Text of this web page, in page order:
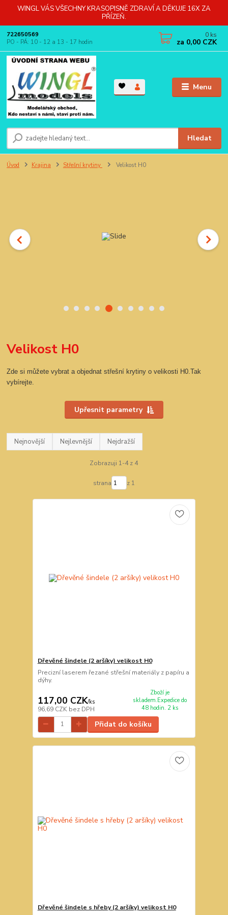
WINGL VÁS VŠECHNY KRASOPISNĚ ZDRAVÍ A DĚKUJE 16X ZA
PŘÍZEŇ.
Menu
Hledat
722650569
PO - PÁ: 10 - 12 a 13 - 17 hodin
0 ks
za 0,00 CZK
Úvod Krajina Střešní krytiny Velikost H0
Velikost H0
Zde si můžete vybrat a objednat střešní krytiny o velikosti H0.Tak
vybírejte.
Upřesnit parametry
Nejnovější Nejlevnější Nejdražší
Zobrazuji 1-4 z 4
strana z 1
Dřevěné šindele (2 aršíky) velikost H0
Precizní laserem řezané střešní materiály z papíru a
dýhy.
117,00 CZK/ks
96,69 CZK bez DPH
Zboží je
skladem.Expedice do
48 hodin. 2 ks
Přidat do košíku
Dřevěné šindele s hřeby (2 aršíky) velikost H0